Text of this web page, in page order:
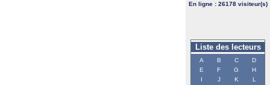
En ligne : 26178 visiteur(s)
Liste des lecteurs
A B C
D
E
F G
H
I
J K
L